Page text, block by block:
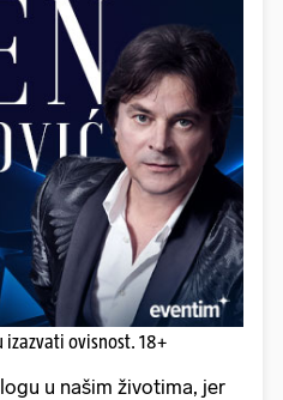
izazvati ovisnost. 18+
u našim životima, jer